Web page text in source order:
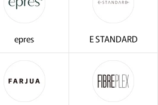
店・2〜3問の簡単な問診にお答え
epres E STANDARD